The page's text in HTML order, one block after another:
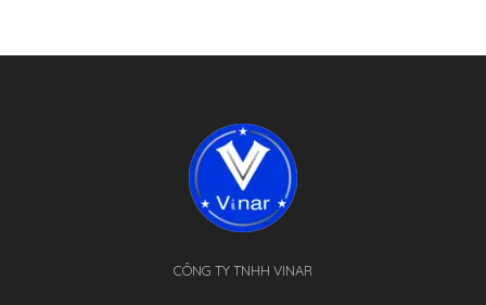
CÔNG TY TNHH VINAR